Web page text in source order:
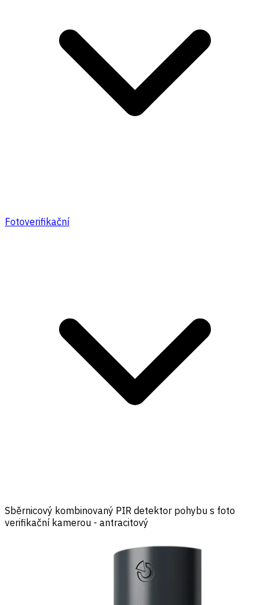
Fotoverifikační
Sběrnicový kombinovaný PIR detektor pohybu s foto
verifikační kamerou - antracitový